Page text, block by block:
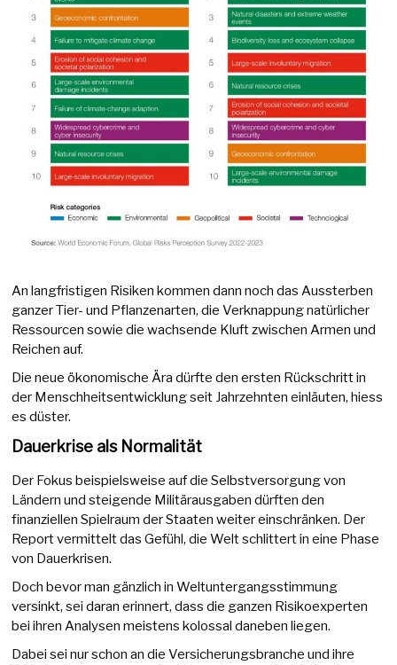
An langfristigen Risiken kommen dann noch das Aussterben
ganzer Tier- und Pflanzenarten, die Verknappung natürlicher
Ressourcen sowie die wachsende Kluft zwischen Armen und
Reichen auf.
Die neue ökonomische Ära dürfte den ersten Rückschritt in
der Menschheitsentwicklung seit Jahrzehnten einläuten, hiess
es düster.
Dauerkrise als Normalität
Der Fokus beispielsweise auf die Selbstversorgung von
Ländern und steigende Militärausgaben dürften den
finanziellen Spielraum der Staaten weiter einschränken. Der
Report vermittelt das Gefühl, die Welt schlittert in eine Phase
von Dauerkrisen.
Doch bevor man gänzlich in Weltuntergangsstimmung
versinkt, sei daran erinnert, dass die ganzen Risikoexperten
bei ihren Analysen meistens kolossal daneben liegen.
Dabei sei nur schon an die Versicherungsbranche und ihre